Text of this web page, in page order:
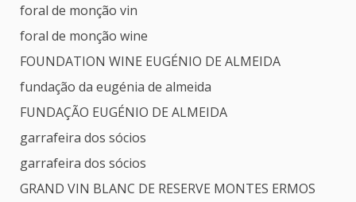
foral de monção vin
foral de monção wine
FOUNDATION WINE EUGÉNIO DE ALMEIDA
fundação da eugénia de almeida
FUNDAÇÃO EUGÉNIO DE ALMEIDA
garrafeira dos sócios
garrafeira dos sócios
GRAND VIN BLANC DE RESERVE MONTES ERMOS